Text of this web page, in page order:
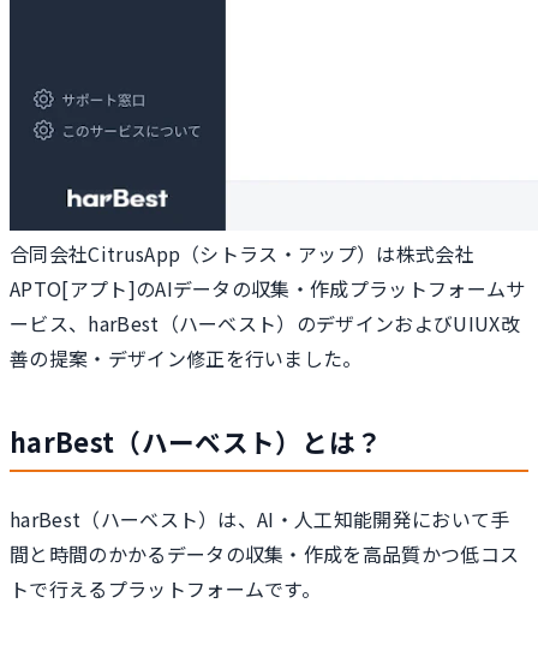
合同会社CitrusApp（シトラス・アップ）は株式会社
APTO[アプト]のAIデータの収集・作成プラットフォームサ
ービス、harBest（ハーベスト）のデザインおよびUIUX改
善の提案・デザイン修正を行いました。
harBest（ハーベスト）とは？
harBest（ハーベスト）は、AI・人工知能開発において手
間と時間のかかるデータの収集・作成を高品質かつ低コス
トで行えるプラットフォームです。